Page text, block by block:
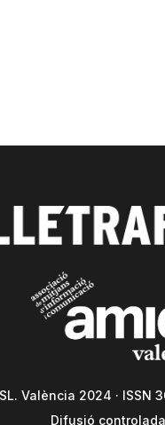
València 2024 · ISSN
Difusió